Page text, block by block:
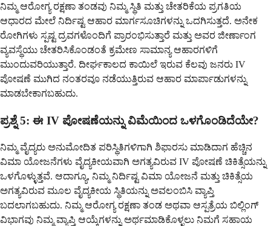
ನಿಮ್ಮ ಆರೋಗ್ಯ ರಕ್ಷಣಾ ತಂಡವು ನಿಮ್ಮ ಸ್ಥಿತಿ ಮತ್ತು ಚೇತರಿಕೆಯ ಪ್ರಗತಿಯ
ಆಧಾರದ ಮೇಲೆ ನಿರ್ದಿಷ್ಟ ಆಹಾರ ಮಾರ್ಗಸೂಚಿಗಳನ್ನು ಒದಗಿಸುತ್ತದೆ. ಅನೇಕ
ರೋಗಿಗಳು ಸ್ಪಷ್ಟ ದ್ರವಗಳೊಂದಿಗೆ ಪ್ರಾರಂಭಿಸುತ್ತಾರೆ ಮತ್ತು ಅವರ ಜೀರ್ಣಾಂಗ
ವ್ಯವಸ್ಥೆಯು ಚೇತರಿಸಿಕೊಂಡಂತೆ ಕ್ರಮೇಣ ಸಾಮಾನ್ಯ ಆಹಾರಗಳಿಗೆ
ಮುಂದುವರಿಯುತ್ತಾರೆ. ದೀರ್ಘಕಾಲದ ಕಾಯಿಲೆ ಇರುವ ಕೆಲವು ಜನರು IV
ಪೋಷಣೆ ಮುಗಿದ ನಂತರವೂ ನಡೆಯುತ್ತಿರುವ ಆಹಾರ ಮಾರ್ಪಾಡುಗಳನ್ನು
ಮಾಡಬೇಕಾಗಬಹುದು.
ಪ್ರಶ್ನೆ 5: ಈ IV ಪೋಷಣೆಯನ್ನು ವಿಮೆಯಿಂದ ಒಳಗೊಂಡಿದೆಯೇ?
ನಿಮ್ಮ ವೈದ್ಯರು ಅನುಮೋದಿತ ಪರಿಸ್ಥಿತಿಗಳಿಗಾಗಿ ಶಿಫಾರಸು ಮಾಡಿದಾಗ ಹೆಚ್ಚಿನ
ವಿಮಾ ಯೋಜನೆಗಳು ವೈದ್ಯಕೀಯವಾಗಿ ಅಗತ್ಯವಿರುವ IV ಪೋಷಣೆ ಚಿಕಿತ್ಸೆಯನ್ನು
ಒಳಗೊಳ್ಳುತ್ತವೆ. ಆದಾಗ್ಯೂ, ನಿಮ್ಮ ನಿರ್ದಿಷ್ಟ ವಿಮಾ ಯೋಜನೆ ಮತ್ತು ಚಿಕಿತ್ಸೆಯ
ಅಗತ್ಯವಿರುವ ಮೂಲ ವೈದ್ಯಕೀಯ ಸ್ಥಿತಿಯನ್ನು ಅವಲಂಬಿಸಿ ವ್ಯಾಪ್ತಿ
ಬದಲಾಗಬಹುದು. ನಿಮ್ಮ ಆರೋಗ್ಯ ರಕ್ಷಣಾ ತಂಡ ಅಥವಾ ಆಸ್ಪತ್ರೆಯ ಬಿಲ್ಲಿಂಗ್
ವಿಭಾಗವು ನಿಮ್ಮ ವ್ಯಾಪ್ತಿ ಆಯ್ಕೆಗಳನ್ನು ಅರ್ಥಮಾಡಿಕೊಳ್ಳಲು ನಿಮಗೆ ಸಹಾಯ